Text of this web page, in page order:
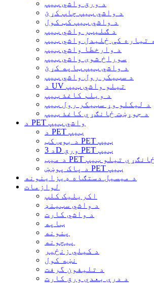
د ورق واشي ټیپ
د واشي ټیپ چاپ کړئ
د واشي ټیپ کټ کول
د ګلیټر واشي ټیپ
تیاره کې ځلیدل واشي ټیپ
د وارخطا واشي ټیپ
سوراخ شوی واشي ټیپ
د واشي ټیپ ټاپه کړئ
د سټیکر رول واشي ټیپ
د UV تیلو واشي ټیپ
د ویلم کاغذ ټیپ
د لیکلو وړ سټیکر رول ټیپ
د جوړښت ځانګړي کاغذ ټیپ
د PET واشي ټیپ
د PET ټیپ
د بوس کټ PET ټیپ
د 3D ورق PET ټیپ
د میټ PET ځانګړي تیلو ټیپ
د پاک پوښښ PET ټیپ
د میسیل دستګاه ډیزاینونه
لوازمات
اکریلیک کلپ
د واشي سټینډ
د واشي کارت
ټاپه
پنونه
پیچونه
د کیلي زنځیر
نښه کول
د تلیفون گرفت
د درې بعدي ورق کارت